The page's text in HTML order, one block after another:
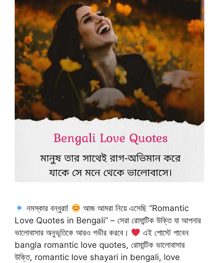
নমস্কার বন্ধুরা!
আজ আমরা নিয়ে এসেছি “Romantic
Love Quotes in Bengali” – সেরা রোমান্টিক উক্তি যা আপনার
ভালোবাসার অনুভূতিকে আরও গভীর করবে।
এই পোস্টে পাবেন
bangla romantic love quotes, রোমান্টিক ভালোবাসার
উক্তি, romantic love shayari in bengali, love